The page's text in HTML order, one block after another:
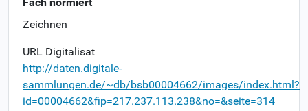
Zeichnen
URL Digitalisat
http://daten.digitale-
sammlungen.de/~db/bsb00004662/images/index.html?
id=00004662&fip=217.237.113.238&no=&seite=314